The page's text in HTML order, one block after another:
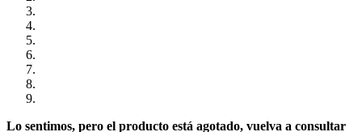
Lo sentimos, pero el producto está agotado, vuelva a consultar